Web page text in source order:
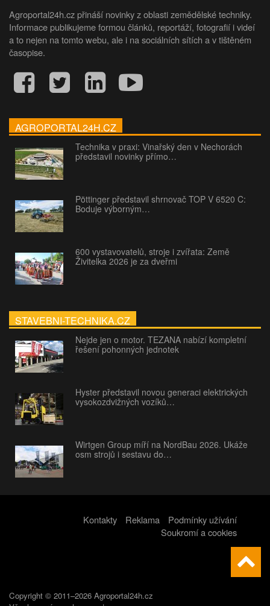
Agroportal24h.cz přináší novinky z oblasti zemědělské techniky.
Informace publikujeme formou článků, reportáží, fotografií i videí
a to nejen na tomto webu, ale i na sociálních sítích a v tištěném
časopise.
AGROPORTAL24H.CZ
Technika v praxi: Vinařský den v Nechorách
představil novinky přímo…
Pöttinger představil shrnovač TOP V 6520 C:
Boduje výborným…
600 vystavovatelů, stroje i zvířata: Země
Živitelka 2026 je za dveřmi
STAVEBNI-TECHNIKA.CZ
Nejde jen o motor. TEZANA nabízí kompletní
řešení pohonných jednotek
Hyster představil novou generaci elektrických
vysokozdvižných vozíků…
Wirtgen Group míří na NordBau 2026. Ukáže
osm strojů i sestavu do…
Kontakty Reklama
Podmínky užívání
Soukromí a cookies
Copyright © 2011–2026 Agroportal24h.cz